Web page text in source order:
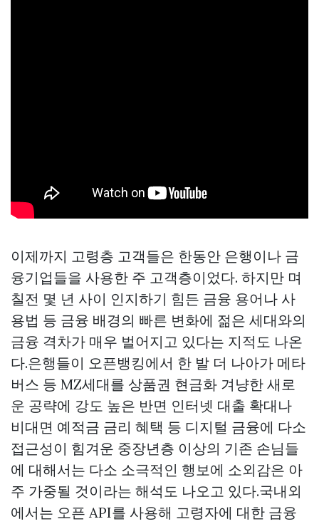
이제까지 고령층 고객들은 한동안 은행이나 금
융기업들을 사용한 주 고객층이었다. 하지만 며
칠전 몇 년 사이 인지하기 힘든 금융 용어나 사
용법 등 금융 배경의 빠른 변화에 젊은 세대와의
금융 격차가 매우 벌어지고 있다는 지적도 나온
다.은행들이 오픈뱅킹에서 한 발 더 나아가 메타
버스 등 MZ세대를 상품권 현금화 겨냥한 새로
운 공략에 강도 높은 반면 인터넷 대출 확대나
비대면 예적금 금리 혜택 등 디지털 금융에 다소
접근성이 힘겨운 중장년층 이상의 기존 손님들
에 대해서는 다소 소극적인 행보에 소외감은 아
주 가중될 것이라는 해석도 나오고 있다.국내외
에서는 오픈 API를 사용해 고령자에 대한 금융